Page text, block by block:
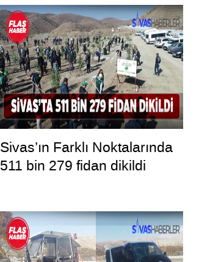
Sivas’ın Farklı Noktalarında
511 bin 279 fidan dikildi